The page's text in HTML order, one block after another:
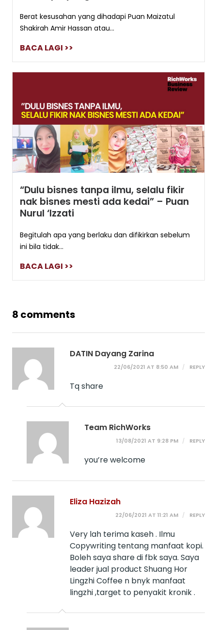
Berat kesusahan yang dihadapi Puan Maizatul
Shakirah Amir Hassan atau...
BACA LAGI >>
“Dulu bisnes tanpa ilmu, selalu fikir
nak bisnes mesti ada kedai” – Puan
Nurul ‘Izzati
Begitulah apa yang berlaku dan difikirkan sebelum
ini bila tidak...
BACA LAGI >>
8 comments
DATIN Dayang Zarina
22/06/2021 AT 8:50 AM REPLY
Tq share
Team RichWorks
13/08/2021 AT 9:28 PM REPLY
you’re welcome
Eliza Hazizah
22/06/2021 AT 11:21 AM REPLY
Very lah terima kaseh . Ilmu
Copywriting tentang manfaat kopi.
Boleh saya share di fbk saya. Saya
leader jual product Shuang Hor
Lingzhi Coffee n bnyk manfaat
lingzhi ,target to penyakit kronik .